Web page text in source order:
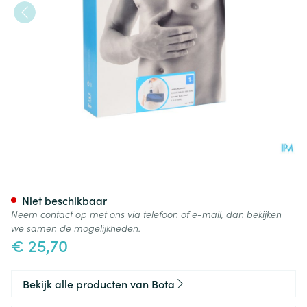
€ 25,70
Niet beschikbaar
Neem contact op met ons via telefoon of e-mail, dan bekijken
we samen de mogelijkheden.
Bekijk alle producten van Bota